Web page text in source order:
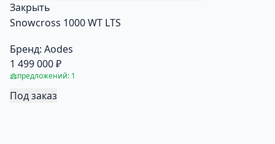
Закрыть
Snowcross 1000 WT LTS
Бренд: Aodes
1 499 000 ₽
предложений: 1
Под заказ